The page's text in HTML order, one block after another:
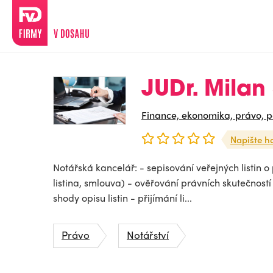
JUDr.
Finance, ekonomika, právo,
Napište
Notářská kancelář: - sepisování veřejných listin
listina, smlouva) - ověřování právních
shody opisu listin - přijímání li...
Právo Notářství